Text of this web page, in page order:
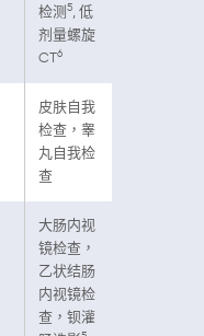
检测 5, 低
剂量螺旋
CT6
皮肤自我
检查，睾
丸自我检
查
大肠内视
镜检查，
乙状结肠
内视镜检
查，钡灌